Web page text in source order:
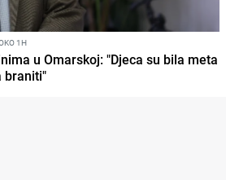
1H
u Omarskoj: "Djeca su bila meta
braniti"